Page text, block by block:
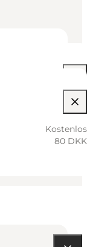
11:00 AM–12:00 PM
Kostenlos
80 DKK